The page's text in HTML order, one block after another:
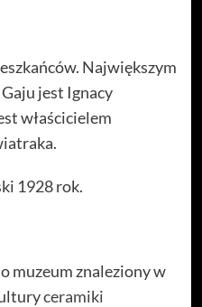
Największym
jest Ignacy
właścicielem
1928 rok.
muzeum znaleziony w
ceramiki